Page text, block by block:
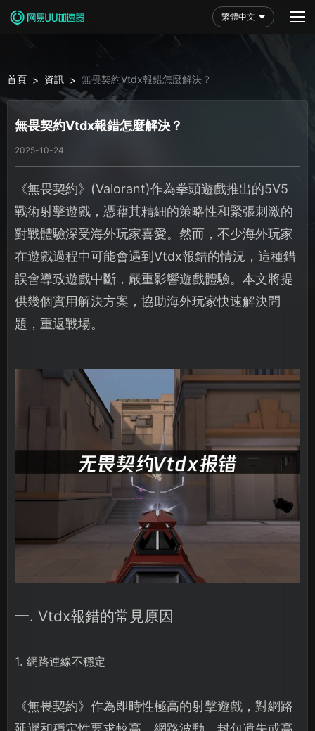
繁體中文
首頁 > 資訊 > 無畏契約Vtdx報錯怎麼解決？
無畏契約Vtdx報錯怎麼解決？
2025-10-24
《無畏契約》(Valorant)作為拳頭遊戲推出的5V5
戰術射擊遊戲，憑藉其精細的策略性和緊張刺激的
對戰體驗深受海外玩家喜愛。然而，不少海外玩家
在遊戲過程中可能會遇到Vtdx報錯的情況，這種錯
誤會導致遊戲中斷，嚴重影響遊戲體驗。本文將提
供幾個實用解決方案，協助海外玩家快速解決問
題，重返戰場。
一. Vtdx報錯的常見原因
1. 網路連線不穩定
《無畏契約》作為即時性極高的射擊遊戲，對網路